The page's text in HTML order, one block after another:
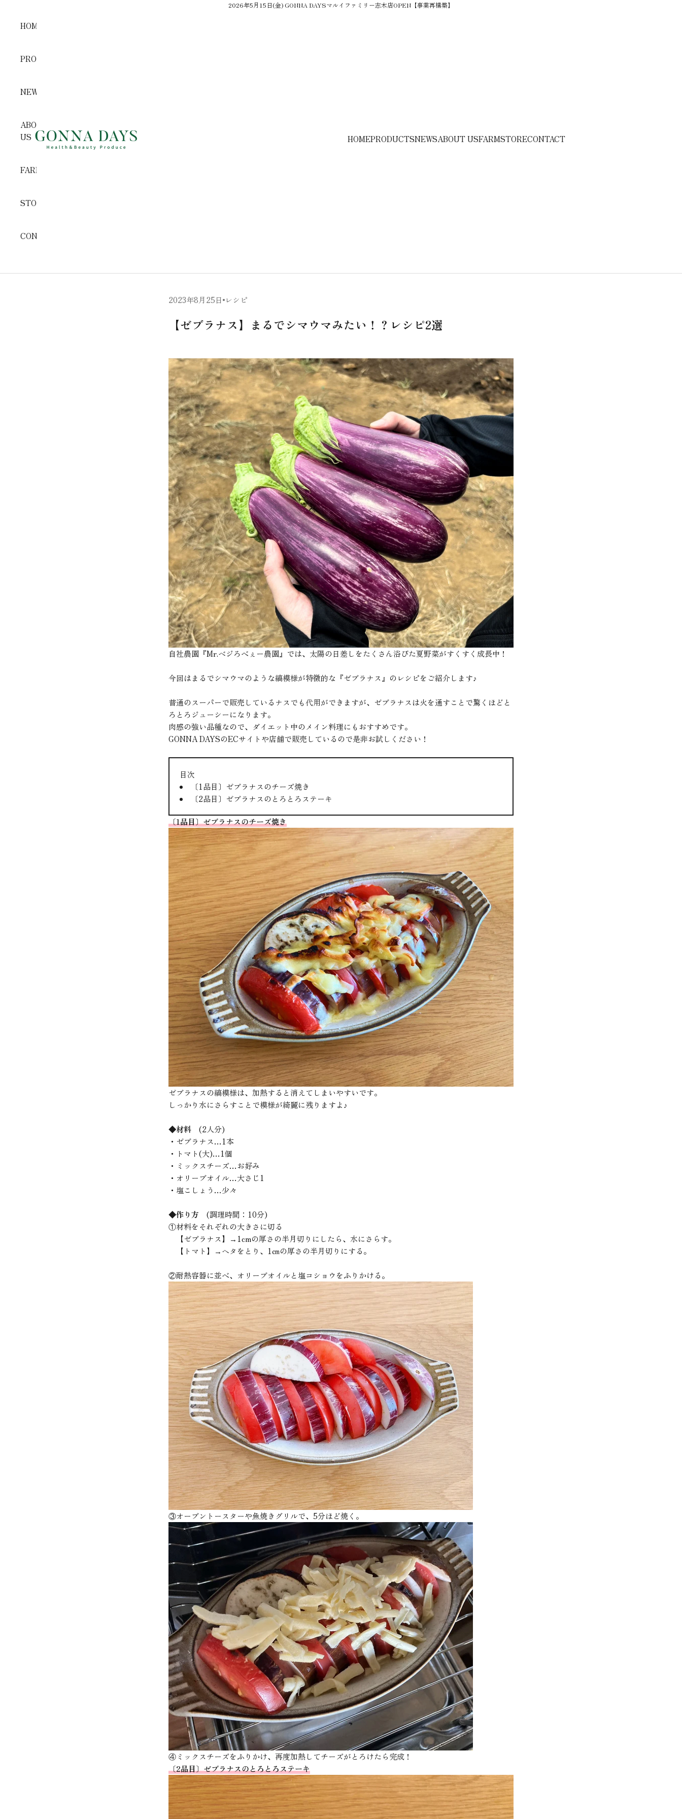
2026年5月15日(金) GONNA DAYSマルイファミリー志木店OPEN【事業再構築】
GONNA DAYS ONLINE STORE
HOMEPRODUCTSNEWSABOUT USFARMSTORECONTACT
HOME
PRODUCTS
NEWS
ABOUT
US
FARM
STORE
CONTACT
2023年8月25日 レシピ
【ゼブラナス】まるでシマウマみたい！？レシピ2選
自社農園『Mr.ベジろべぇー農園』では、太陽の日差しをたくさん浴びた夏野菜がすくすく成長中！
今回はまるでシマウマのような縞模様が特徴的な『ゼブラナス』のレシピをご紹介します♪
普通のスーパーで販売しているナスでも代用ができますが、ゼブラナスは火を通すことで驚くほどと
ろとろジューシーになります。
肉感の強い品種なので、ダイエット中のメイン料理にもおすすめです。
GONNA DAYSのECサイトや店舗で販売しているので是非お試しください！
目次
〔1品目〕ゼブラナスのチーズ焼き
〔2品目〕ゼブラナスのとろとろステーキ
〔1品目〕ゼブラナスのチーズ焼き
ゼブラナスの縞模様は、加熱すると消えてしまいやすいです。
しっかり水にさらすことで模様が綺麗に残りますよ♪
◆材料 (2人分)
・ゼブラナス…1本
・トマト(大)…1個
・ミックスチーズ…お好み
・オリーブオイル…大さじ1
・塩こしょう…少々
◆作り方 (調理時間：10分)
①材料をそれぞれの大きさに切る
【ゼブラナス】→1cmの厚さの半月切りにしたら、水にさらす。
【トマト】→ヘタをとり、1㎝の厚さの半月切りにする。
②耐熱容器に並べ、オリーブオイルと塩コショウをふりかける。
③オーブントースターや魚焼きグリルで、5分ほど焼く。
④ミックスチーズをふりかけ、再度加熱してチーズがとろけたら完成！
〔2品目〕ゼブラナスのとろとろステーキ